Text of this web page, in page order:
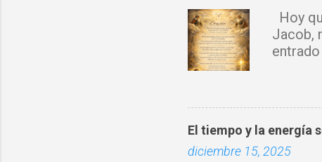
i
o
s
Hoy
Jacob,
con tu
El tiempo y la energía
diciembre 15, 2025